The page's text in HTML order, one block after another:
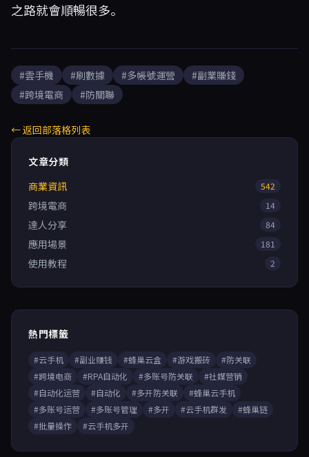
之路就會順暢很多。
#雲手機 #刷數據 #多帳號運營
#副業賺錢
#跨境電商
#防關聯
← 返回部落格列表
文章分類
商業資訊
542
跨境電商 14
達人分享 84
應用場景 181
使用教程 2
熱門標籤
#云手机 #副业赚钱 #蜂巢云盒 #游戏搬砖
#防关联
#跨境电商
#RPA自动化 #多账号防关联
#社媒营销
#自动化运营
#自动化 #多开防关联
#蜂巢云手机
#多账号运营
#多账号管理 #多开 #云手机群发
#蜂巢链
#批量操作
#云手机多开